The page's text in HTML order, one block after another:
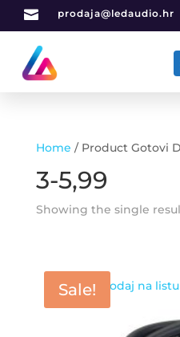
 prodaja@ledaudio.hr
Home / Product Gotovi
3-5,99
Showing the single
Sale! Dodaj na